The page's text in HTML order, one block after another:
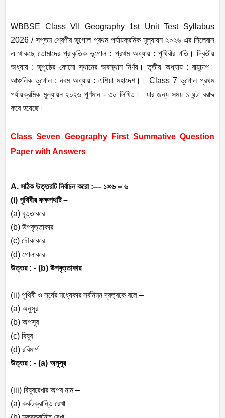
WBBSE Class VII Geography 1st Unit Test Syllabus
2026 / সপ্তম শ্রেণীর ভূগোল প্রথম পর্যায়ক্রমিক মূল্যায়ন ২০২৬ এর সিলেবাস
এ থাকছে তোমাদের প্রাকৃতিক ভূগোল : প্রথম অধ্যায় : পৃথিবীর গতি। দ্বিতীয়
অধ্যায় : ভূপৃষ্ঠের কোনো স্থানের অবস্থান নির্ণয়। তৃতীয় অধ্যায় : বায়ুচাপ।
আঞ্চলিক ভূগোল : নবম অধ্যায় : এশিয়া মহাদেশ।। Class 7 ভূগোল প্রথম
পর্যায়ক্রমিক মূল্যায়ন ২০২৬ পূর্ণমান - ৩০ লিখিত। যার জন্য সময় ১ ঘন্টা বরাদ্দ
করে হয়েছে।
Class Seven Geography First Summative Question
Paper with Answers
A. সঠিক উত্তরটি নির্বাচন করো :— ১×৬ = ৬
(i) পৃথিবীর কক্ষপথটি –
(a) বৃত্তাকার
(b) উপবৃত্তাকার
(c) চৌকাকার
(d) গোলাকার
উত্তর : - (b) উপবৃত্তাকার
(ii) পৃথিবী ও সূর্যের মধ্যেকার সর্বনিম্ন দূরত্বকে বলে –
(a) অনুসূর
(b) অপসূর
(c) বিষুব
(d) রবিমার্গ
উত্তর : - (a) অনুসূর
(iii) বিষুবরেখার অপর নাম –
(a) কর্কটক্রান্তি রেখা